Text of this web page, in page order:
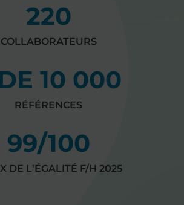
COLLABORATEURS
220
RÉFÉRENCES
10 000
DE L'ÉGALITÉ F/H 2025
99/100